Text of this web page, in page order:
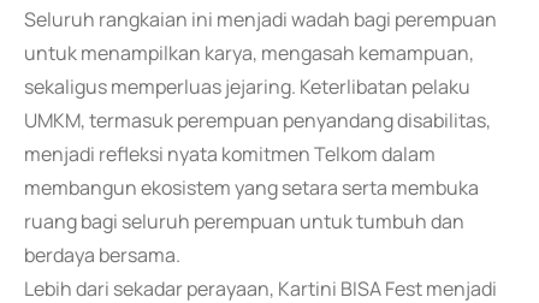
Seluruh rangkaian ini menjadi wadah bagi perempuan
untuk menampilkan karya, mengasah kemampuan,
sekaligus memperluas jejaring. Keterlibatan pelaku
UMKM, termasuk perempuan penyandang disabilitas,
menjadi refleksi nyata komitmen Telkom dalam
membangun ekosistem yang setara serta membuka
ruang bagi seluruh perempuan untuk tumbuh dan
berdaya bersama.
Lebih dari sekadar perayaan, Kartini BISA Fest menjadi